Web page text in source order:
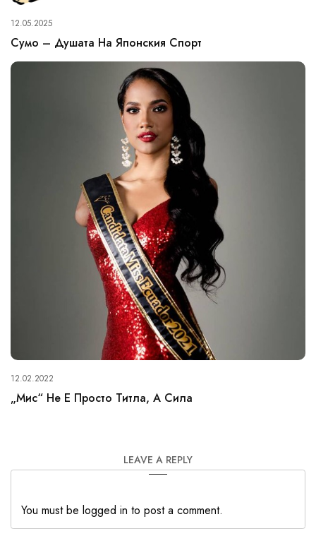
12.05.2025
Сумо – Душата На Японския Спорт
12.02.2022
„Мис“ Не Е Просто Титла, А Сила
LEAVE A REPLY
You must be logged in to post a comment.